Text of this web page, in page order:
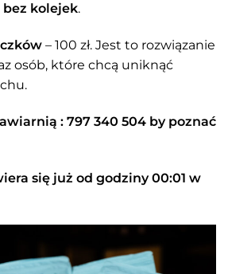
bez kolejek.
– 100 zł. Jest to rozwiązanie
osób, które chcą uniknąć
: 797 340 504 by poznać
się już od godziny 00:01 w